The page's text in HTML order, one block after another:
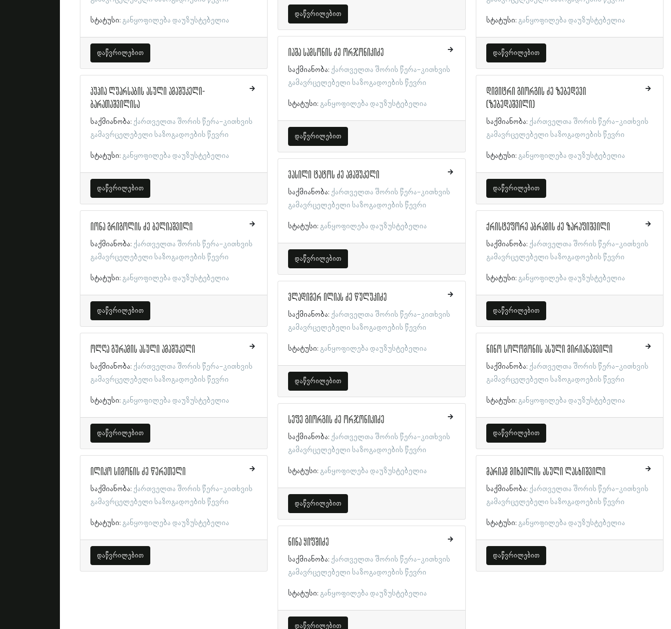
სტატუსი: განყოფილება დაუზუსტებელია
დაწვრილებით
პუპია ლუარსაბის ასული ამაშუკელი-
ბარათაშვილისა
საქმიანობა: ქართველთა შორის წერა-კითხვის
გამავრცელებელი საზოგადოების წევრი
სტატუსი: განყოფილება დაუზუსტებელია
დაწვრილებით
იონა გრიგოლის ძე ბელიაშვილი
საქმიანობა: ქართველთა შორის წერა-კითხვის
გამავრცელებელი საზოგადოების წევრი
სტატუსი: განყოფილება დაუზუსტებელია
დაწვრილებით
ოლღა გურამის ასული ამაშუკელი
საქმიანობა: ქართველთა შორის წერა-კითხვის
გამავრცელებელი საზოგადოების წევრი
სტატუსი: განყოფილება დაუზუსტებელია
დაწვრილებით
ილიკო სიმონის ძე წერეთელი
საქმიანობა: ქართველთა შორის წერა-კითხვის
გამავრცელებელი საზოგადოების წევრი
სტატუსი: განყოფილება დაუზუსტებელია
დაწვრილებით
დაწვრილებით
იაშა სამსონის ძე ორჯონიკიძე
საქმიანობა: ქართველთა შორის წერა-კითხვის
გამავრცელებელი საზოგადოების წევრი
სტატუსი: განყოფილება დაუზუსტებელია
დაწვრილებით
ვასილი ტატოს ძე ამაშუკელი
საქმიანობა: ქართველთა შორის წერა-კითხვის
გამავრცელებელი საზოგადოების წევრი
სტატუსი: განყოფილება დაუზუსტებელია
დაწვრილებით
ვლადიმერ ილიას ძე წულუკიძე
საქმიანობა: ქართველთა შორის წერა-კითხვის
გამავრცელებელი საზოგადოების წევრი
სტატუსი: განყოფილება დაუზუსტებელია
დაწვრილებით
სეფე გიორგის ძე ორჯონიკიძე
საქმიანობა: ქართველთა შორის წერა-კითხვის
გამავრცელებელი საზოგადოების წევრი
სტატუსი: განყოფილება დაუზუსტებელია
დაწვრილებით
ნინა ყიფშიძე
საქმიანობა: ქართველთა შორის წერა-კითხვის
გამავრცელებელი საზოგადოების წევრი
სტატუსი: განყოფილება დაუზუსტებელია
დაწვრილებით
სტატუსი: განყოფილება დაუზუსტებელია
დაწვრილებით
დიმიტრი გიორგის ძე ზებედევი
(ზებედაშვილი)
საქმიანობა: ქართველთა შორის წერა-კითხვის
გამავრცელებელი საზოგადოების წევრი
სტატუსი: განყოფილება დაუზუსტებელია
დაწვრილებით
ქრისტეფორე აბრამის ძე ზარაფიშვილი
საქმიანობა: ქართველთა შორის წერა-კითხვის
გამავრცელებელი საზოგადოების წევრი
სტატუსი: განყოფილება დაუზუსტებელია
დაწვრილებით
ნინო სოლომონის ასული მირიანაშვილი
საქმიანობა: ქართველთა შორის წერა-კითხვის
გამავრცელებელი საზოგადოების წევრი
სტატუსი: განყოფილება დაუზუსტებელია
დაწვრილებით
მარიამ მიხეილის ასული ლასხიშვილი
საქმიანობა: ქართველთა შორის წერა-კითხვის
გამავრცელებელი საზოგადოების წევრი
სტატუსი: განყოფილება დაუზუსტებელია
დაწვრილებით